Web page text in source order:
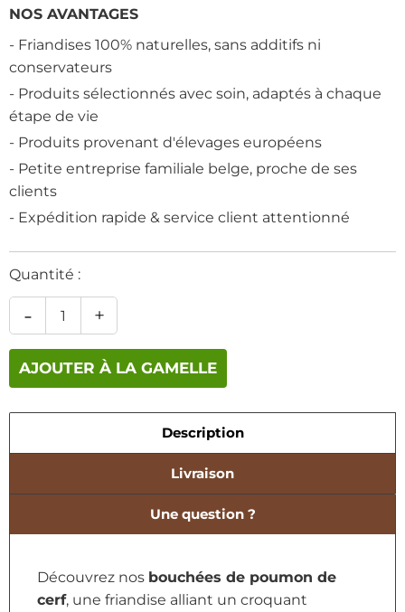
NOS AVANTAGES
- Friandises 100% naturelles, sans additifs ni
conservateurs
- Produits sélectionnés avec soin, adaptés à chaque
étape de vie
- Produits provenant d'élevages européens
- Petite entreprise familiale belge, proche de ses
clients
- Expédition rapide & service client attentionné
Quantité :
+
-
AJOUTER À LA GAMELLE
Description
Livraison
Une question ?
Découvrez nos bouchées de poumon de
cerf, une friandise alliant un croquant